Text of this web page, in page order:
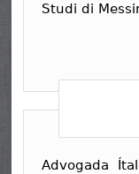
Studi di
Advogada